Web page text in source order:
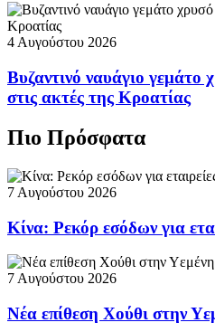
4 Αυγούστου 2026
Βυζαντινό ναυάγιο γεμάτο
στις ακτές της Κροατίας
Πιο Πρόσφατα
7 Αυγούστου 2026
Κίνα: Ρεκόρ εσόδων για
7 Αυγούστου 2026
Νέα επίθεση Χούθι στην